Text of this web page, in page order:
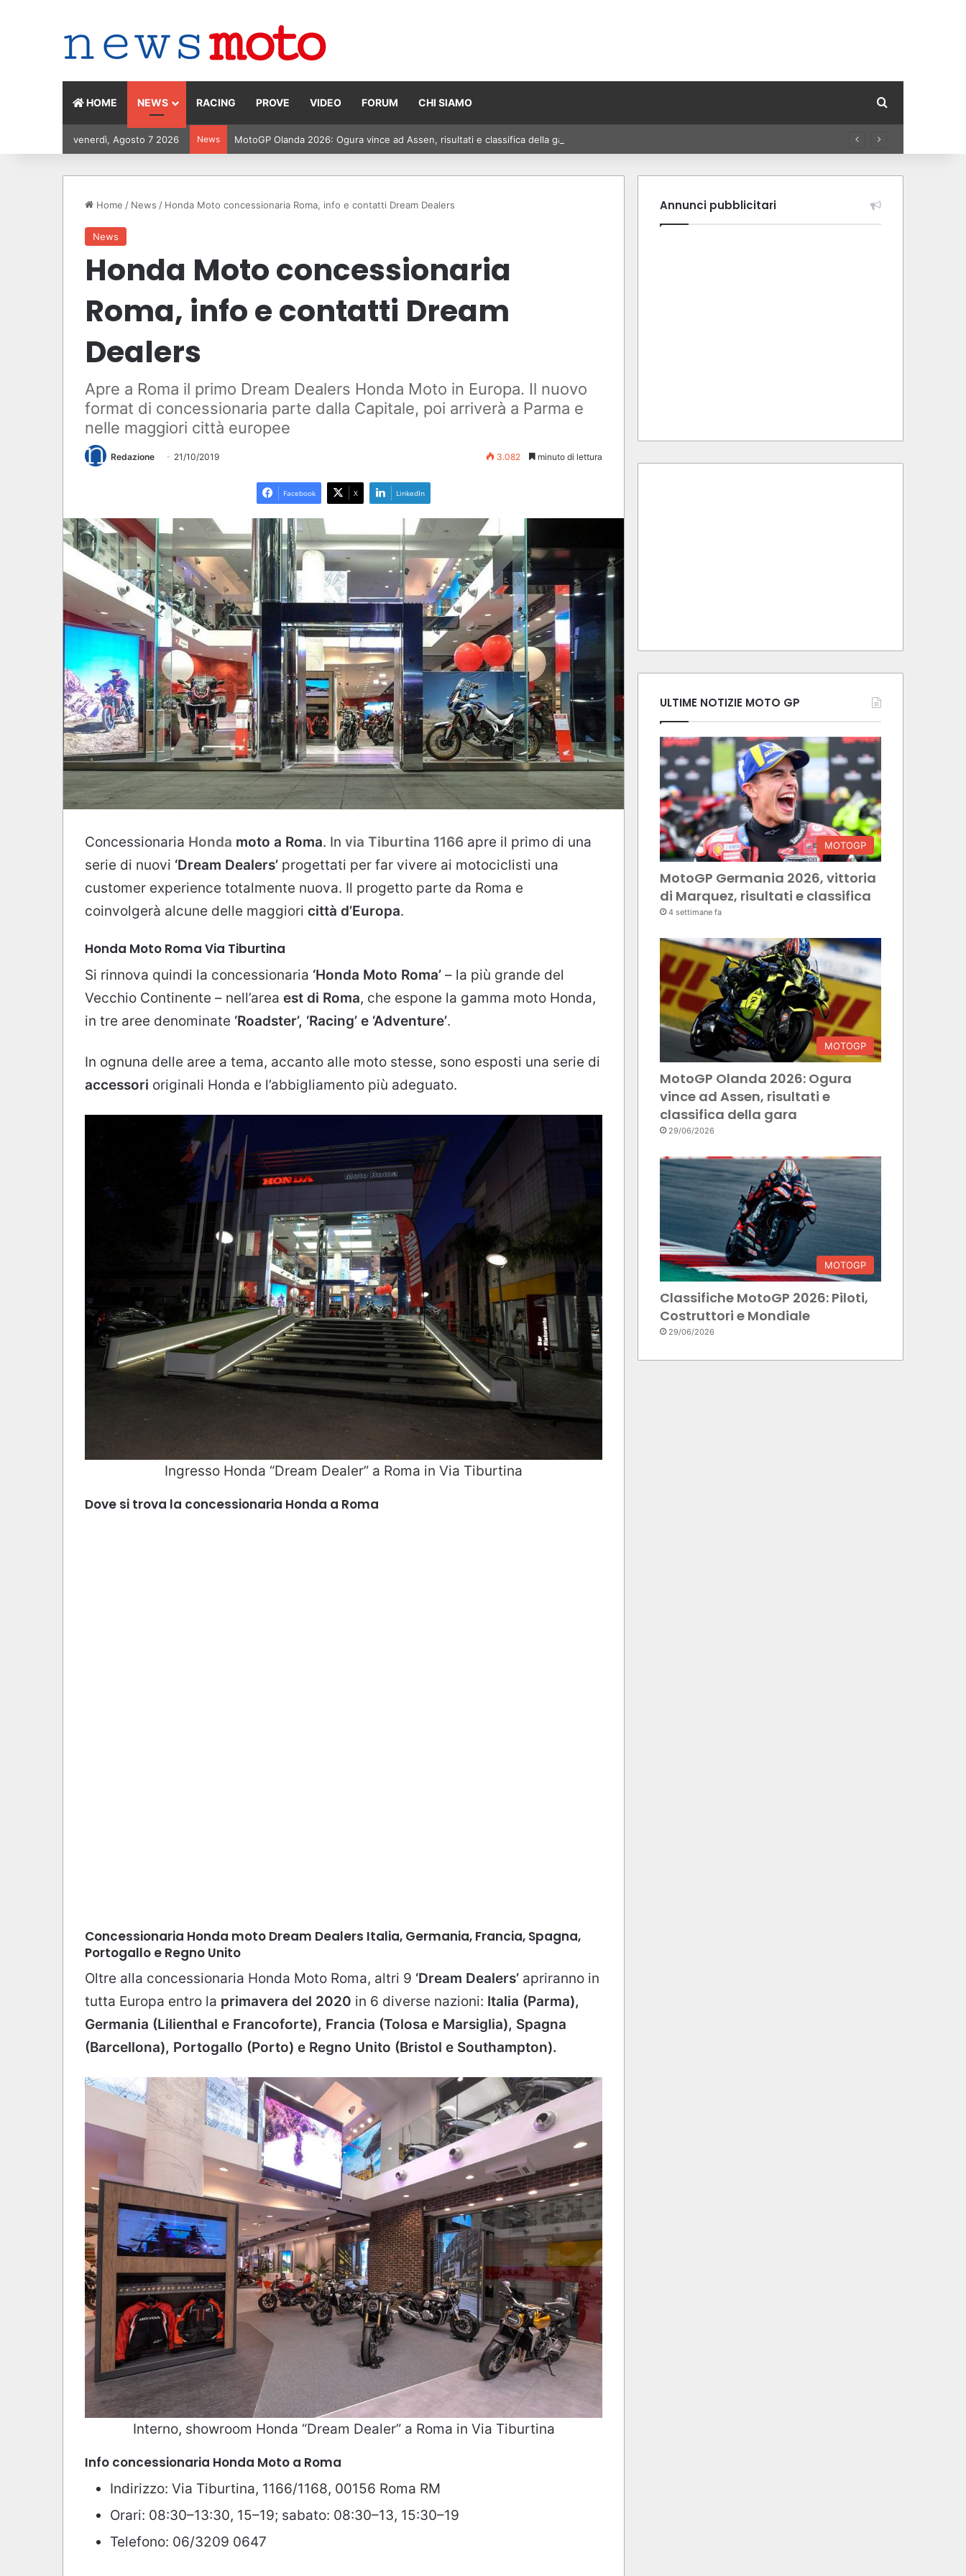
HOME NEWS RACING PROVE VIDEO FORUM CHI SIAMO Cerca per
venerdì, Agosto 7 2026 News MotoGP Olanda 2026: Ogura vince ad Assen, risultati e classifica della gara
Home / News / Honda Moto concessionaria Roma, info e contatti Dream Dealers
News
Honda Moto concessionaria
Roma, info e contatti Dream
Dealers
Apre a Roma il primo Dream Dealers Honda Moto in Europa. Il nuovo
format di concessionaria parte dalla Capitale, poi arriverà a Parma e
nelle maggiori città europee
Redazione 21/10/2019 3.082 minuto di lettura
Facebook X LinkedIn
Concessionaria Honda moto a Roma. In via Tiburtina 1166 apre il primo di una
serie di nuovi ‘Dream Dealers’ progettati per far vivere ai motociclisti una
customer experience totalmente nuova. Il progetto parte da Roma e
coinvolgerà alcune delle maggiori città d’Europa.
Honda Moto Roma Via Tiburtina
Si rinnova quindi la concessionaria ‘Honda Moto Roma’ – la più grande del
Vecchio Continente – nell’area est di Roma, che espone la gamma moto Honda,
in tre aree denominate ‘Roadster’, ‘Racing’ e ‘Adventure’.
In ognuna delle aree a tema, accanto alle moto stesse, sono esposti una serie di
accessori originali Honda e l’abbigliamento più adeguato.
Ingresso Honda “Dream Dealer” a Roma in Via Tiburtina
Dove si trova la concessionaria Honda a Roma
Concessionaria Honda moto Dream Dealers Italia, Germania, Francia, Spagna,
Portogallo e Regno Unito
Oltre alla concessionaria Honda Moto Roma, altri 9 ‘Dream Dealers’ apriranno in
tutta Europa entro la primavera del 2020 in 6 diverse nazioni: Italia (Parma),
Germania (Lilienthal e Francoforte), Francia (Tolosa e Marsiglia), Spagna
(Barcellona), Portogallo (Porto) e Regno Unito (Bristol e Southampton).
Interno, showroom Honda “Dream Dealer” a Roma in Via Tiburtina
Info concessionaria Honda Moto a Roma
Indirizzo: Via Tiburtina, 1166/1168, 00156 Roma RM
Orari: 08:30–13:30, 15–19; sabato: 08:30–13, 15:30–19
Telefono: 06/3209 0647
Annunci pubblicitari
ULTIME NOTIZIE MOTO GP
MOTOGP
MotoGP Germania 2026, vittoria
di Marquez, risultati e classifica
4 settimane fa
MOTOGP
MotoGP Olanda 2026: Ogura
vince ad Assen, risultati e
classifica della gara
29/06/2026
MOTOGP
Classifiche MotoGP 2026: Piloti,
Costruttori e Mondiale
29/06/2026